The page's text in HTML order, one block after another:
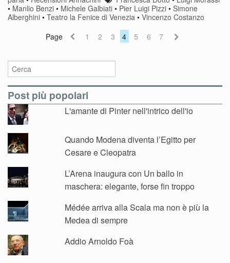
• Manlio Benzi • Michele Galbiati • Pier Luigi Pizzi • Simone
Alberghini • Teatro la Fenice di Venezia • Vincenzo Costanzo
Page
1 2 3 4 5 6 7
Post più popolari
L'amante di Pinter nell'intrico dell'io
Quando Modena diventa l’Egitto per
Cesare e Cleopatra
L’Arena inaugura con Un ballo in
maschera: elegante, forse fin troppo
Médée arriva alla Scala ma non è più la
Medea di sempre
Addio Arnoldo Foà